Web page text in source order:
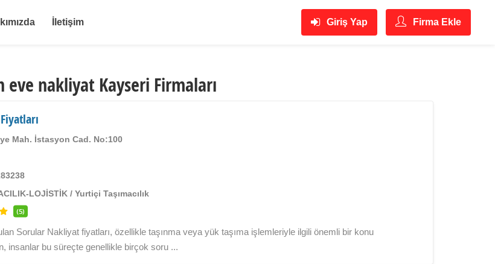
İletişim Giriş Yap Firma Ekle
eve nakliyat Kayseri Firmaları
Mah. İstasyon Cad. No:100
LOJİSTİK /Yurtiçi Taşımacılık
(5)
Sorular Nakliyat fiyatları, özellikle taşınma veya yük taşıma işlemleriyle ilgili önemli bir konu
insanlar bu süreçte genellikle birçok soru ...